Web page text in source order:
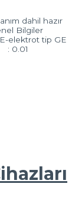
dahil hazır
Bilgiler
elektrot tip GE
0.01